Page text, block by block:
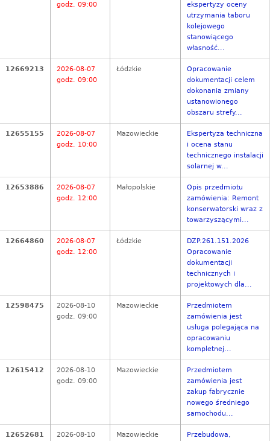
godz. 09:00
ekspertyzy oceny
utrzymania taboru
kolejowego
stanowiącego
własność...
12669213
2026-08-07
godz. 09:00
Łódzkie
Opracowanie
dokumentacji celem
dokonania zmiany
ustanowionego
obszaru strefy...
12655155
2026-08-07
godz. 10:00
Mazowieckie
Ekspertyza techniczna
i ocena stanu
technicznego instalacji
solarnej w...
12653886
2026-08-07
godz. 12:00
Małopolskie
Opis przedmiotu
zamówienia: Remont
konserwatorski wraz z
towarzyszącymi...
12664860
2026-08-07
godz. 12:00
Łódzkie
DZP.261.151.2026
Opracowanie
dokumentacji
technicznych i
projektowych dla...
12598475
2026-08-10
godz. 09:00
Mazowieckie
Przedmiotem
zamówienia jest
usługa polegająca na
opracowaniu
kompletnej...
12615412
2026-08-10
godz. 09:00
Mazowieckie
Przedmiotem
zamówienia jest
zakup fabrycznie
nowego średniego
samochodu...
12652681
2026-08-10
Mazowieckie
Przebudowa,